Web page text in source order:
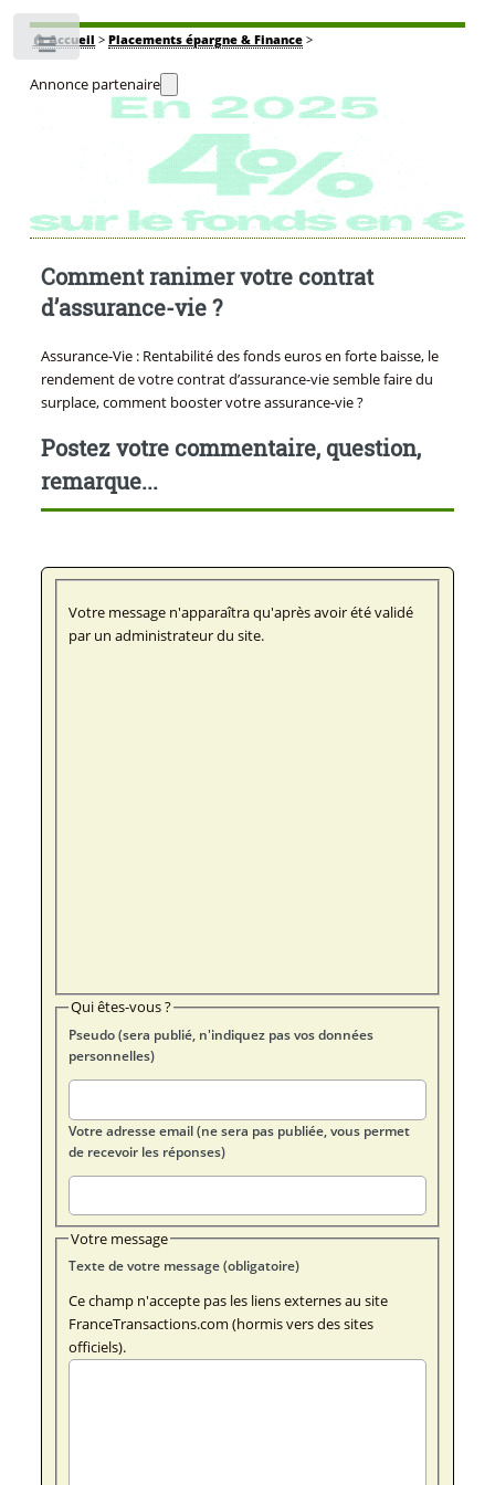
🏠Accueil > Placements épargne & Finance>
Annonce partenaire
Comment ranimer votre contrat
d’assurance-vie ?
Assurance-Vie : Rentabilité des fonds euros en forte baisse, le
rendement de votre contrat d’assurance-vie semble faire du
surplace, comment booster votre assurance-vie ?
Postez votre commentaire, question,
remarque...
Votre message n'apparaîtra qu'après avoir été validé
par un administrateur du site.
Qui êtes-vous ?
Pseudo (sera publié, n'indiquez pas vos données
personnelles)
Votre adresse email (ne sera pas publiée, vous permet
de recevoir les réponses)
Votre message
Texte de votre message (obligatoire)
Ce champ n'accepte pas les liens externes au site
FranceTransactions.com (hormis vers des sites
officiels).
Toggle